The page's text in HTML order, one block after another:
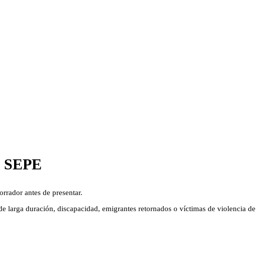
antes de presentar.
larga duración, discapacidad, emigrantes retornados o víctimas de violencia